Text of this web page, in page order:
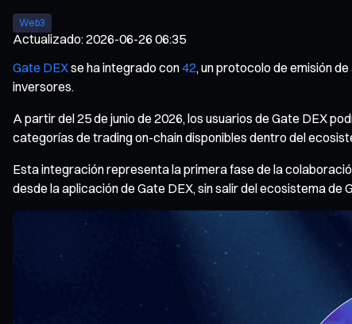
Web3
Actualizado:2026-06-26 06:35
Gate DEXse ha integrado con42, un protocolo de emisión
inversores.
A partir del 25 de junio de 2026, los usuarios de Gate DEX
categorías de trading on-chain disponibles dentro del
Esta integración representa la primera fase de la
desde la aplicación de Gate DEX, sin salir del ecosistema de